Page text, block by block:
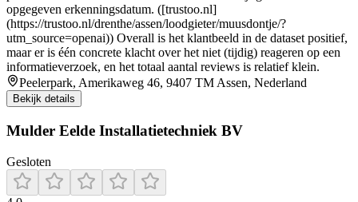
opgegeven erkenningsdatum. ([trustoo.nl]
(https://trustoo.nl/drenthe/assen/loodgieter/muusdontje/?
utm_source=openai)) Overall is het klantbeeld in de dataset positief,
maar er is één concrete klacht over het niet (tijdig) reageren op een
informatieverzoek, en het totaal aantal reviews is relatief klein.
Peelerpark, Amerikaweg 46, 9407 TM Assen, Nederland
Bekijk details
Mulder Eelde Installatietechniek BV
Gesloten